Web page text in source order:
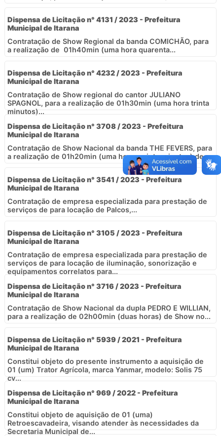
Dispensa de Licitação n° 4131 / 2023 - Prefeitura
Municipal de Itarana
Contratação de Show Regional da banda COMICHÃO, para
a realização de 01h40min (uma hora quarenta...
Dispensa de Licitação n° 4232 / 2023 - Prefeitura
Municipal de Itarana
Contratação de Show regional do cantor JULIANO
SPAGNOL, para a realização de 01h30min (uma hora trinta
minutos)...
Dispensa de Licitação n° 3708 / 2023 - Prefeitura
Municipal de Itarana
Contratação de Show Nacional da banda THE FEVERS, para
a realização de 01h20min (uma hora e vinte minutos) de...
Dispensa de Licitação n° 3541 / 2023 - Prefeitura
Municipal de Itarana
Contratação de empresa especializada para prestação de
serviços de para locação de Palcos,...
Dispensa de Licitação n° 3105 / 2023 - Prefeitura
Municipal de Itarana
Contratação de empresa especializada para prestação de
serviços de para locação de iluminação, sonorização e
equipamentos correlatos para...
Dispensa de Licitação n° 3716 / 2023 - Prefeitura
Municipal de Itarana
Contratação de Show Nacional da dupla PEDRO E WILLIAN,
para a realização de 02h00min (duas horas) de Show no...
Dispensa de Licitação n° 5939 / 2021 - Prefeitura
Municipal de Itarana
Constitui objeto do presente instrumento a aquisição de
01 (um) Trator Agrícola, marca Yanmar, modelo: Solis 75
cv...
Dispensa de Licitação n° 969 / 2022 - Prefeitura
Municipal de Itarana
Constitui objeto de aquisição de 01 (uma)
Retroescavadeira, visando atender às necessidades da
Secretaria Municipal de...